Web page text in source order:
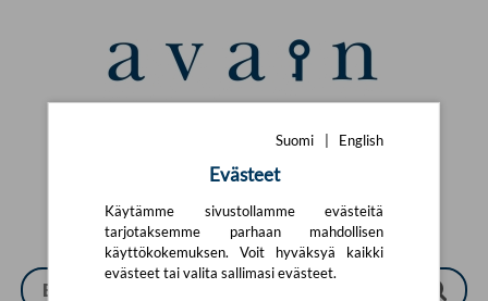
Suomi English
Evästeet
Käytämme sivustollamme evästeitä
tarjotaksemme parhaan mahdollisen
käyttökokemuksen. Voit hyväksyä kaikki
evästeet tai valita sallimasi evästeet.